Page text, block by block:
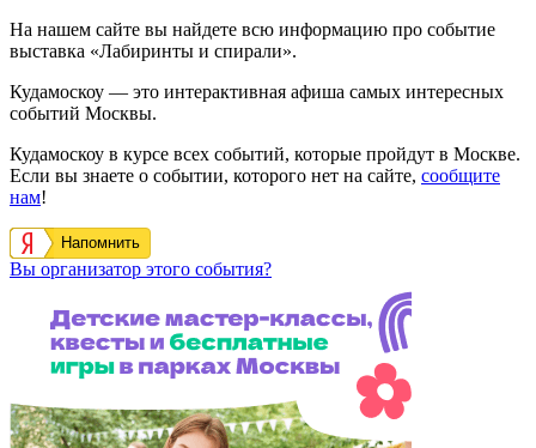
На нашем сайте вы найдете всю информацию про событие
выставка «Лабиринты и спирали».
Кудамоскоу — это интерактивная афиша самых интересных
событий Москвы.
Кудамоскоу в курсе всех событий, которые пройдут в Москве.
Если вы знаете о событии, которого нет на сайте, сообщите
нам!
Напомнить
Вы организатор этого события?